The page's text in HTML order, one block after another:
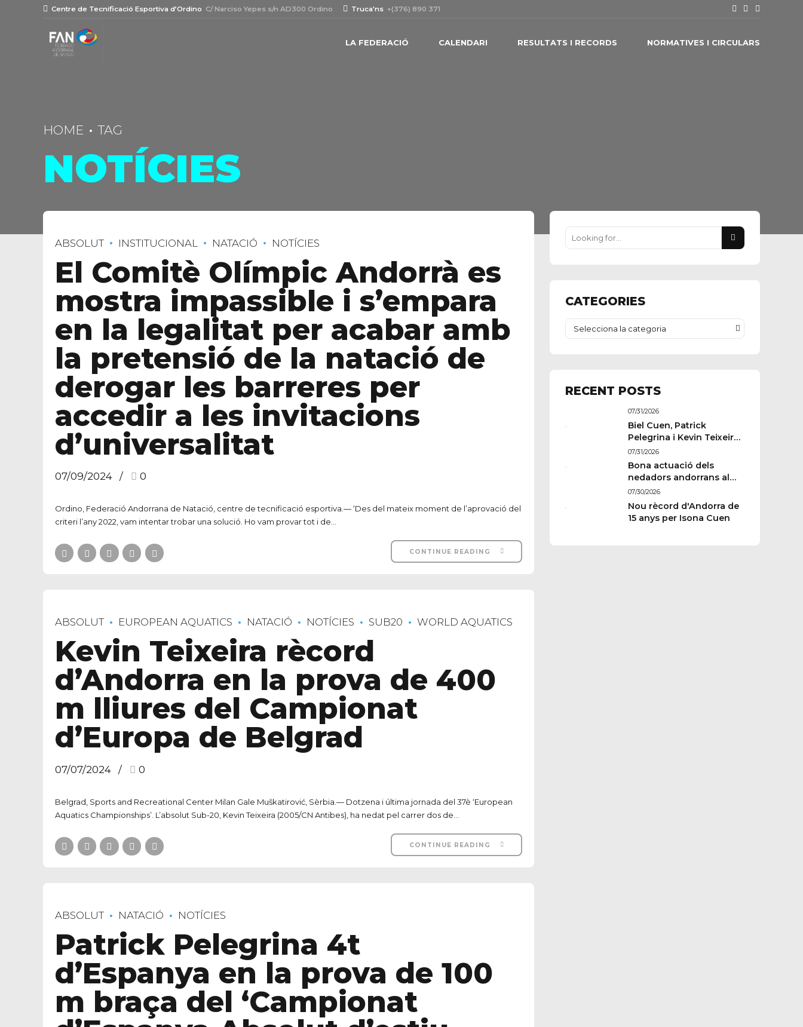
Centre de Tecnificació Esportiva d’Ordino C/ Narciso Yepes s/n AD300 Ordino Truca'ns +(376) 890 371
LA FEDERACIÓ CALENDARI RESULTATS I RECORDS NORMATIVES I CIRCULARS
HOME TAG
NOTÍCIES
ABSOLUT INSTITUCIONAL NATACIÓ NOTÍCIES
El Comitè Olímpic Andorrà es
mostra impassible i s’empara
en la legalitat per acabar amb
la pretensió de la natació de
derogar les barreres per
accedir a les invitacions
d’universalitat
07/09/2024 0
Ordino, Federació Andorrana de Natació, centre de tecnificació esportiva.— ‘Des del mateix moment de l’aprovació del
criteri l’any 2022, vam intentar trobar una solució. Ho vam provar tot i de...
CONTINUE READING
ABSOLUT EUROPEAN AQUATICS NATACIÓ NOTÍCIES SUB20 WORLD AQUATICS
Kevin Teixeira rècord
d’Andorra en la prova de 400
m lliures del Campionat
d’Europa de Belgrad
07/07/2024 0
Belgrad, Sports and Recreational Center Milan Gale Muškatirović, Sèrbia.— Dotzena i última jornada del 37è ‘European
Aquatics Championships’. L’absolut Sub-20, Kevin Teixeira (2005/CN Antibes), ha nedat pel carrer dos de...
CONTINUE READING
ABSOLUT NATACIÓ NOTÍCIES
Patrick Pelegrina 4t
d’Espanya en la prova de 100
m braça del ‘Campionat
CATEGORIES
Selecciona la categoria
RECENT POSTS
07/31/2026
Biel Cuen, Patrick
Pelegrina i Kevin Teixeira
estan llestos per a París
07/31/2026
Bona actuació dels
nedadors andorrans al
Memorial Paulus
Wildeboer de Sabadell
07/30/2026
Nou rècord d'Andorra de
15 anys per Isona Cuen